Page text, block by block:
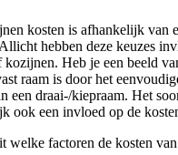
kosten is afhankelijk van
hebben deze keuzes
kozijnen. Heb je een beeld
raam is door het
een draai-/kiepraam. Het
ook een invloed op de
welke factoren de kosten